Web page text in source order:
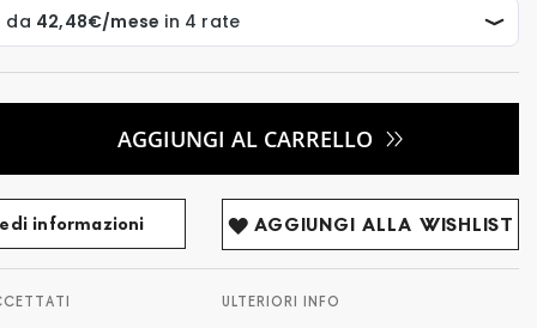
AGGIUNGI AL CARRELLO
informazioni AGGIUNGI ALLA WISHLIST
ULTERIORI INFO